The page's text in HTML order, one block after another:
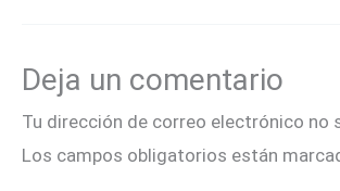
Deja un comentario
Tu dirección de correo electrónico no
Los campos obligatorios están